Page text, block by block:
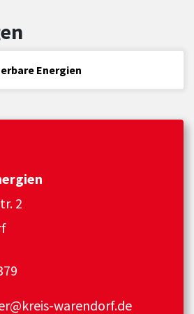
Energien
2
warendorf.de